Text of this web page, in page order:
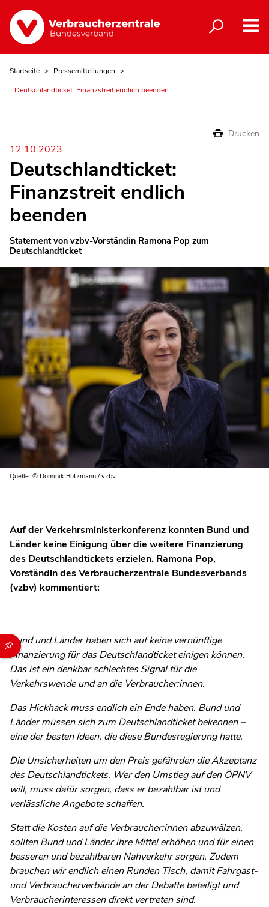
Durch die folgenden Buttons können Sie direkt auf einen
Startseite
Pressemitteilungen
Deutschlandticket: Finanzstreit endlich beenden
Drucken
12.10.2023
Deutschlandticket:
Finanzstreit endlich
beenden
Statement von vzbv-Vorständin Ramona Pop zum
Deutschlandticket
Quelle: © Dominik Butzmann / vzbv
Auf der Verkehrsministerkonferenz konnten Bund und
Länder keine Einigung über die weitere Finanzierung
des Deutschlandtickets erzielen. Ramona Pop,
Vorständin des Verbraucherzentrale Bundesverbands
(vzbv) kommentiert:
Bund und Länder haben sich auf keine vernünftige
Finanzierung für das Deutschlandticket einigen können.
Das ist ein denkbar schlechtes Signal für die
Verkehrswende und an die Verbraucher:innen.
Das Hickhack muss endlich ein Ende haben. Bund und
Länder müssen sich zum Deutschlandticket bekennen –
eine der besten Ideen, die diese Bundesregierung hatte.
Die Unsicherheiten um den Preis gefährden die Akzeptanz
des Deutschlandtickets. Wer den Umstieg auf den ÖPNV
will, muss dafür sorgen, dass er bezahlbar ist und
verlässliche Angebote schaffen.
Statt die Kosten auf die Verbraucher:innen abzuwälzen,
sollten Bund und Länder ihre Mittel erhöhen und für einen
besseren und bezahlbaren Nahverkehr sorgen. Zudem
brauchen wir endlich einen Runden Tisch, damit Fahrgast-
und Verbraucherverbände an der Debatte beteiligt und
Verbraucherinteressen direkt vertreten sind.